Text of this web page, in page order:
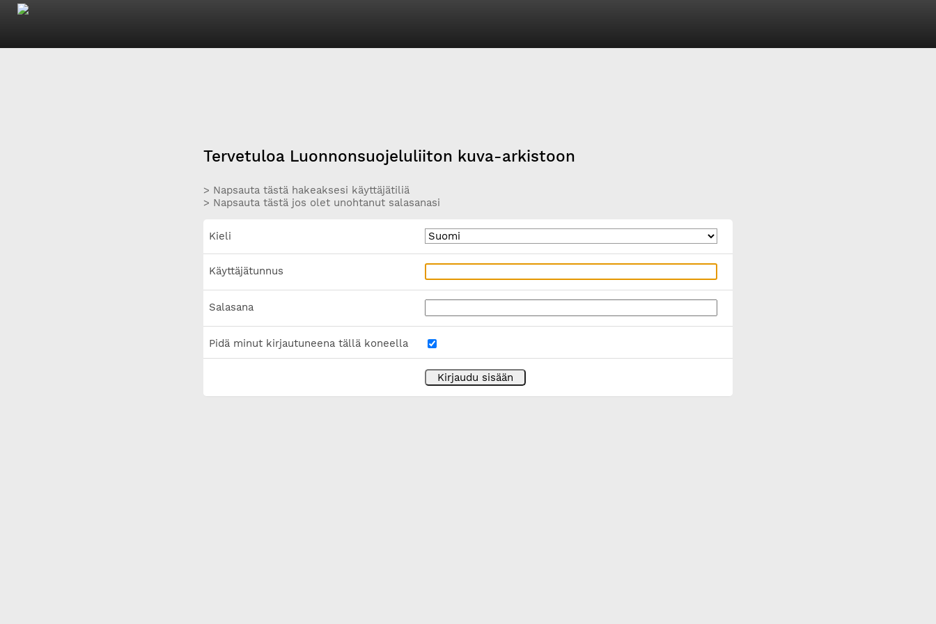
Tervetuloa Luonnonsuojeluliiton kuva-arkistoon
> Napsauta tästä hakeaksesi käyttäjätiliä
> Napsauta tästä jos olet unohtanut salasanasi
Kieli
Käyttäjätunnus
Salasana
Pidä minut kirjautuneena tällä koneella